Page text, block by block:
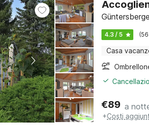
4.3 / 5
Casa
€89 a
+Costi